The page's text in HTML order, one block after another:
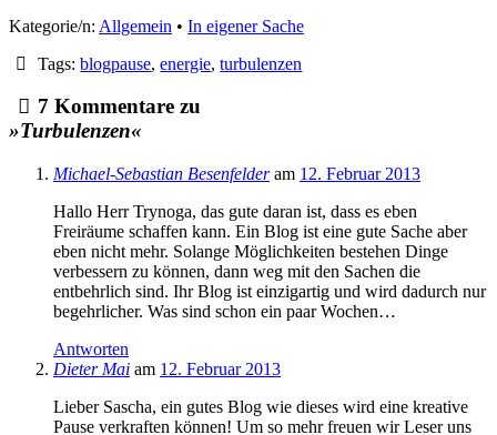
Kategorie/n: Allgemein • In eigener Sache
Tags:blogpause,energie,turbulenzen
7 Kommentare zu
»Turbulenzen«
Michael-Sebastian Besenfelder am 12. Februar 2013
Hallo Herr Trynoga, das gute daran ist, dass es eben
Freiräume schaffen kann. Ein Blog ist eine gute Sache aber
eben nicht mehr. Solange Möglichkeiten bestehen Dinge
verbessern zu können, dann weg mit den Sachen die
entbehrlich sind. Ihr Blog ist einzigartig und wird dadurch nur
begehrlicher. Was sind schon ein paar Wochen…
Antworten
Dieter Mai am 12. Februar 2013
Lieber Sascha, ein gutes Blog wie dieses wird eine kreative
Pause verkraften können! Um so mehr freuen wir Leser uns